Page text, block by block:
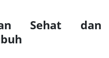
Sehat dan